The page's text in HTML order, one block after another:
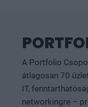
A Portfolio
átlagosan 70
IT,
networkingre –